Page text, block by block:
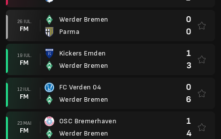
26 IUL.
FM
Werder Bremen
Parma
0
0
19 IUL.
FM
Kickers Emden
Werder Bremen
1
3
12 IUL.
FM
FC Verden 04
Werder Bremen
0
6
23 MAI
FM
OSC Bremerhaven
Werder Bremen
1
4